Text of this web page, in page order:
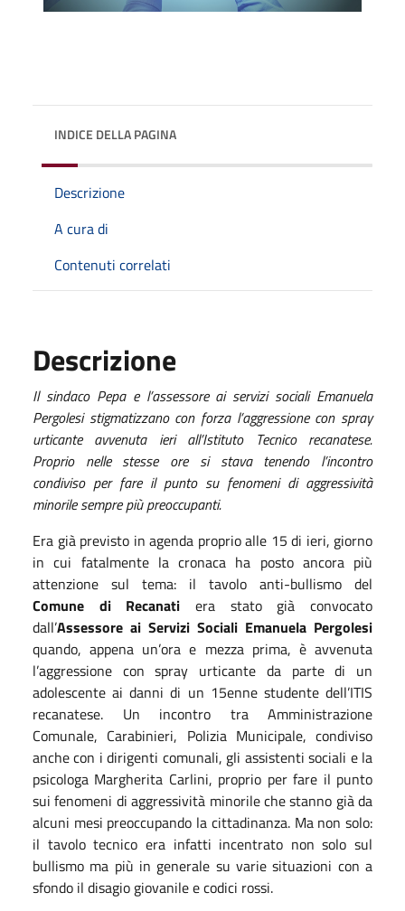
INDICE DELLA PAGINA
Descrizione
A cura di
Contenuti correlati
Descrizione
Il sindaco Pepa e l’assessore ai servizi sociali Emanuela
Pergolesi stigmatizzano con forza l’aggressione con spray
urticante avvenuta ieri all’Istituto Tecnico recanatese.
Proprio nelle stesse ore si stava tenendo l’incontro
condiviso per fare il punto su fenomeni di aggressività
minorile sempre più preoccupanti.
Era già previsto in agenda proprio alle 15 di ieri, giorno
in cui fatalmente la cronaca ha posto ancora più
attenzione sul tema: il tavolo anti-bullismo del
Comune di Recanati era stato già convocato
dall’Assessore ai Servizi Sociali Emanuela Pergolesi
quando, appena un’ora e mezza prima, è avvenuta
l’aggressione con spray urticante da parte di un
adolescente ai danni di un 15enne studente dell’ITIS
recanatese. Un incontro tra Amministrazione
Comunale, Carabinieri, Polizia Municipale, condiviso
anche con i dirigenti comunali, gli assistenti sociali e la
psicologa Margherita Carlini, proprio per fare il punto
sui fenomeni di aggressività minorile che stanno già da
alcuni mesi preoccupando la cittadinanza. Ma non solo:
il tavolo tecnico era infatti incentrato non solo sul
bullismo ma più in generale su varie situazioni con a
sfondo il disagio giovanile e codici rossi.